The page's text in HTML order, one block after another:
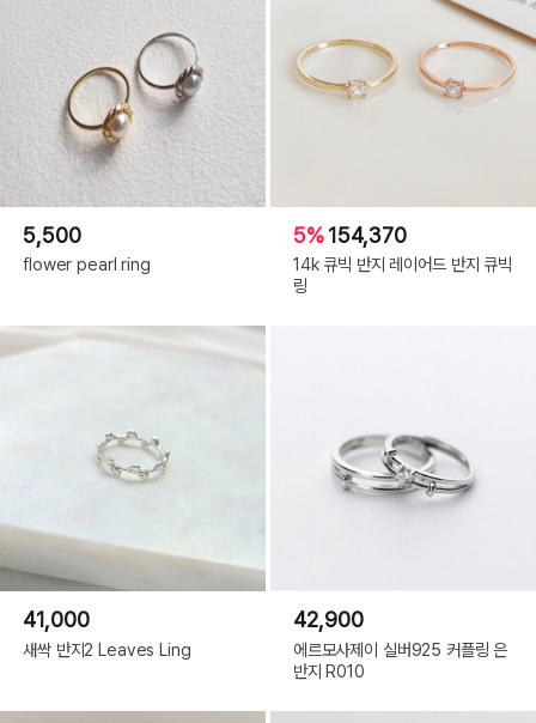
5,500
flower pearl ring
5%154,370
14k 큐빅 반지 레이어드 반지 큐빅
링
41,000
새싹 반지2 Leaves Ling
42,900
에르모사제이 실버925 커플링 은
반지 R010